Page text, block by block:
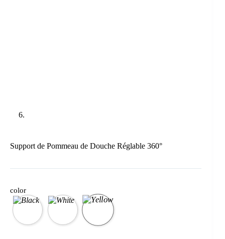
Support de Pommeau de Douche Réglable 360°
color